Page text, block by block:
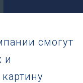
смогут
и